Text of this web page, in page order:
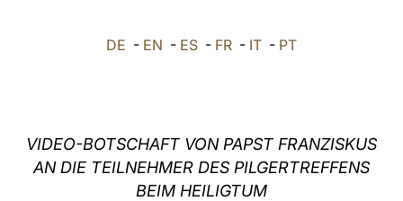
中文
DE - EN - ES - FR - IT - PT
VIDEO-BOTSCHAFT VON PAPST FRANZISKUS
AN DIE TEILNEHMER DES PILGERTREFFENS
BEIM HEILIGTUM